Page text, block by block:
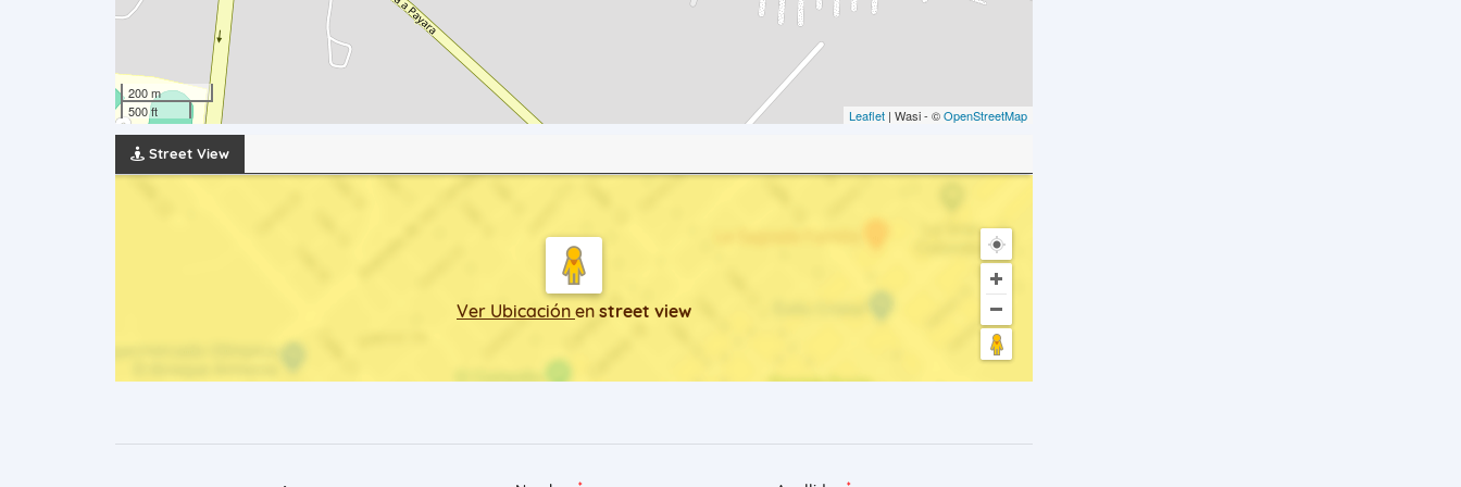
200 m
500 ft
Leaflet | Wasi - ©OpenStreetMap
Street View
Ver Ubicación en street view